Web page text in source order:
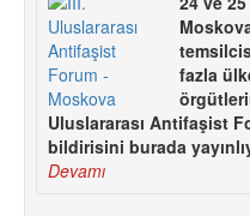
fazla
Uluslararası Antifaşist
bildirisini burada
Devamı